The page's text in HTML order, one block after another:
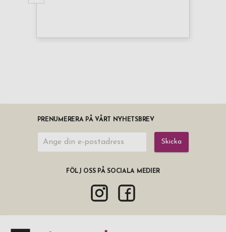
PRENUMERERA PÅ VÅRT NYHETSBREV
Skicka
FÖLJ OSS PÅ SOCIALA MEDIER